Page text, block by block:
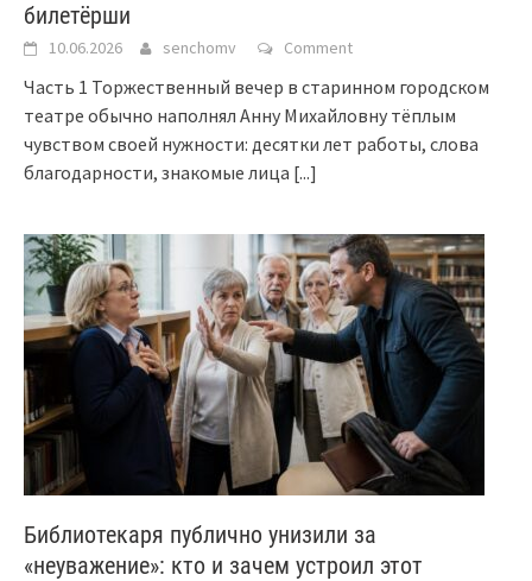
билетёрши
10.06.2026 senchomv Comment
Часть 1 Торжественный вечер в старинном городском
театре обычно наполнял Анну Михайловну тёплым
чувством своей нужности: десятки лет работы, слова
благодарности, знакомые лица [...]
Библиотекаря публично унизили за
«неуважение»: кто и зачем устроил этот